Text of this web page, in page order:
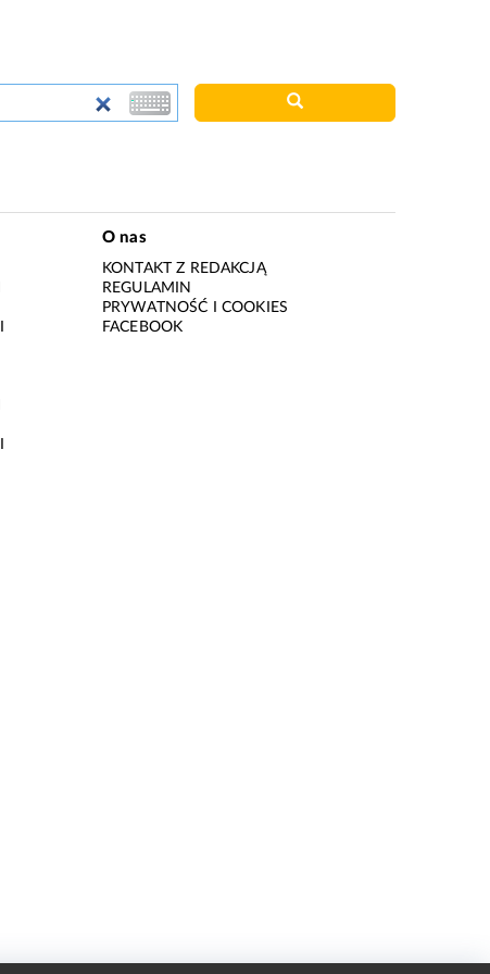
O nas
KONTAKT Z REDAKCJĄ
REGULAMIN
PRYWATNOŚĆ I COOKIES
FACEBOOK